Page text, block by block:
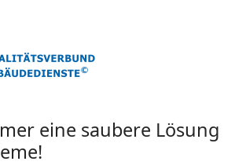
eine saubere Lösung